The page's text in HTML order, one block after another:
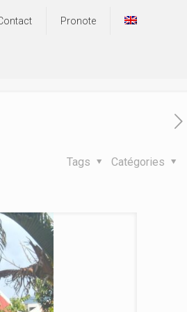
Pronote
Catégories
Tags